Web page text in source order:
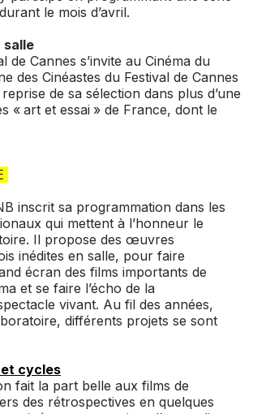
le mois d’avril.
salle
de Cannes s’invite au Cinéma du
des Cinéastes du Festival de Cannes
de sa sélection dans plus d’une
« art et essai » de France, dont le
inscrit sa programmation dans les
qui mettent à l’honneur le
Il propose des œuvres
inédites en salle, pour faire
écran des films importants de
et se faire l’écho de la
vivant. Au fil des années,
différents projets se sont
cycles
fait la part belle aux films de
des rétrospectives en quelques